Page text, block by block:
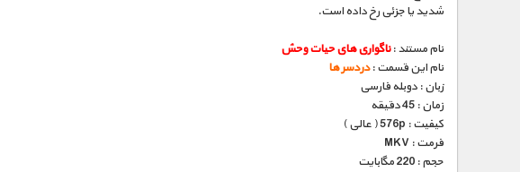
شدید یا جزئی رخ داده است.
نام مستند :ناگواری های حیات وحش
نام این قسمت :دردسر ها
زبان : دوبله فارسی
زمان : 45 دقیقه
کیفیت : 576p ( عالی )
فرمت : MKV
حجم : 220 مگابایت